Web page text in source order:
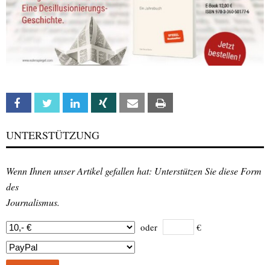
Facebook Twitter Linkedin Xing Email
UNTERSTÜTZUNG
Wenn Ihnen unser Artikel gefallen hat: Unterstützen Sie diese Form
des
Journalismus.
oder €